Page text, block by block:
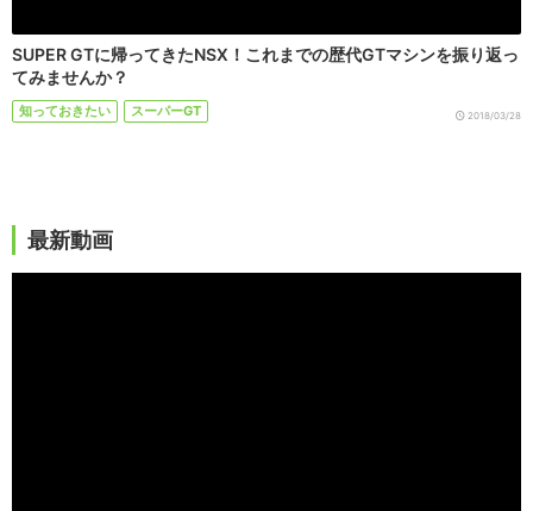
SUPER GTに帰ってきたNSX！これまでの歴代GTマシンを振り返っ
てみませんか？
知っておきたい スーパーGT 2018/03/28
最新動画